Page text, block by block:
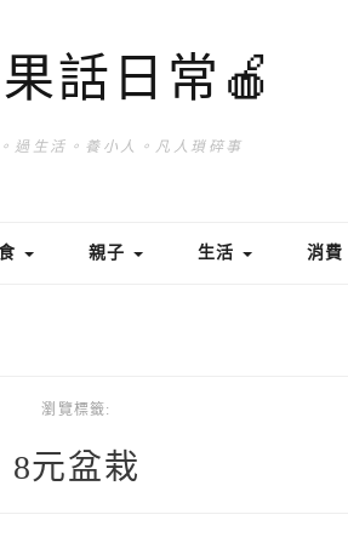
話日常🍎
過生活。養小人。凡人瑣碎事
親子 生活 消費
瀏覽標籤:
8元盆栽